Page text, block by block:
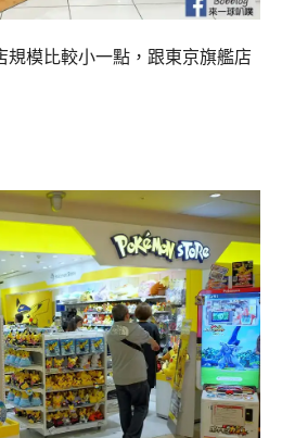
規模比較小一點，跟東京旗艦店